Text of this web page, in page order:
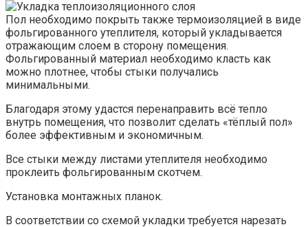
Пол необходимо покрыть также термоизоляцией в виде
фольгированного утеплителя, который укладывается
отражающим слоем в сторону помещения.
Фольгированный материал необходимо класть как
можно плотнее, чтобы стыки получались
минимальными.
Благодаря этому удастся перенаправить всё тепло
внутрь помещения, что позволит сделать «тёплый пол»
более эффективным и экономичным.
Все стыки между листами утеплителя необходимо
проклеить фольгированным скотчем.
Установка монтажных планок.
В соответствии со схемой укладки требуется нарезать